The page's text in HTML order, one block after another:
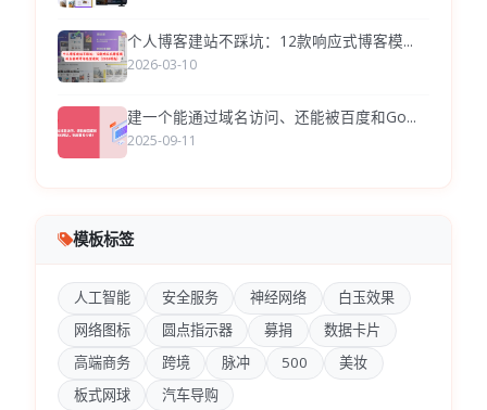
个人博客建站不踩坑：12款响应式博客模...
2026-03-10
建一个能通过域名访问、还能被百度和Go...
2025-09-11
模板标签
人工智能 安全服务 神经网络
白玉效果
网络图标
圆点指示器 募捐
数据卡片
高端商务
跨境 脉冲 500
美妆
板式网球
汽车导购